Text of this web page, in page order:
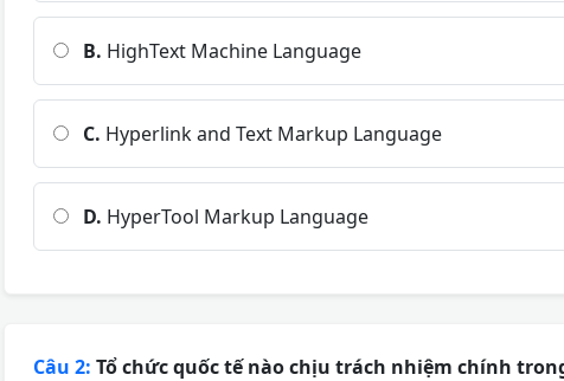
B. HighText Machine Language
C. Hyperlink and Text Markup Language
D. HyperTool Markup Language
Câu 2: Tổ chức quốc tế nào chịu trách nhiệm chính